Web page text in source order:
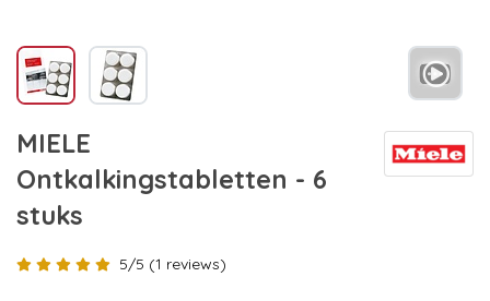
MIELE
Ontkalkingstabletten - 6
stuks
5/5 (1 reviews)